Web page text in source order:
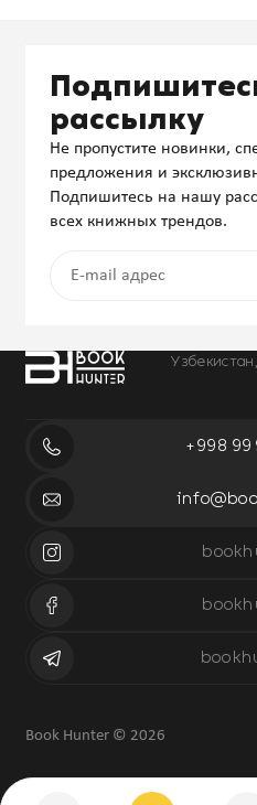
+998 99
рассылку
Не пропустите новинки,
предложения и
Подпишитесь на нашу
всех книжных трендов.
Book Hunter © 2026